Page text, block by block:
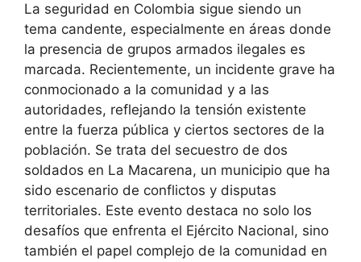
La seguridad en Colombia sigue siendo un
tema candente, especialmente en áreas donde
la presencia de grupos armados ilegales es
marcada. Recientemente, un incidente grave ha
conmocionado a la comunidad y a las
autoridades, reflejando la tensión existente
entre la fuerza pública y ciertos sectores de la
población. Se trata del secuestro de dos
soldados en La Macarena, un municipio que ha
sido escenario de conflictos y disputas
territoriales. Este evento destaca no solo los
desafíos que enfrenta el Ejército Nacional, sino
también el papel complejo de la comunidad en